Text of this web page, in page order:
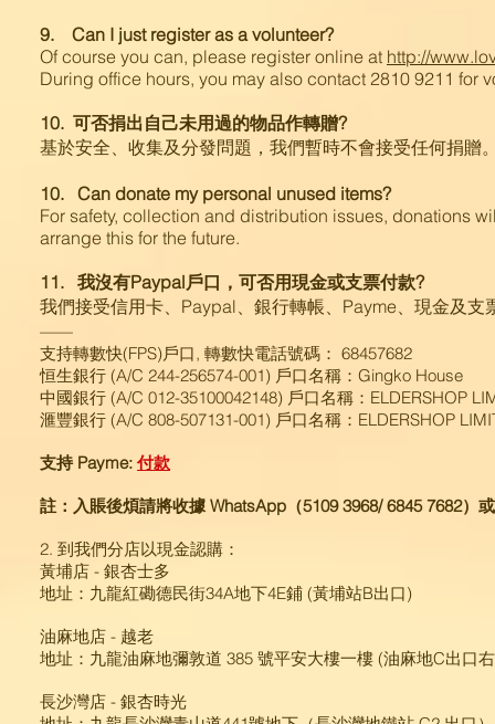
9. Can I just register as a volunteer?
Of course you can, please register online at http://
During office hours, you may also contact 2810 9211 for
10. 可否捐出自己未用過的物品作轉贈?
基於安全、收集及分發問題，我們暫時不會接受任何捐
10. Can donate my personal unused items?
For safety, collection and distribution issues, donations
arrange this for the future.
11. 我沒有Paypal戶口，可否用現金或支票付款?
我們接受信用卡、Paypal、銀行轉帳、Payme、現金及支
——
支持轉數快(FPS)戶口, 轉數快電話號碼： 68457682 ​
恒生銀行 (A/C 244-256574-001) 戶口名稱：Gingko House
中國銀行 (A/C 012-35100042148) 戶口名稱：ELDERSHOP
滙豐銀行 (A/C 808-507131-001) 戶口名稱：ELDERSHOP
支持 Payme: 付款
註：入賬後煩請將收據 WhatsApp（5109 3968/ 6845 7682）
​2. 到我們分店以現金認購：
黃埔店 - 銀杏士多
地址：九龍紅磡德民街34A地下4E鋪 (黃埔站B出口)
油麻地店 - 越老
地址：九龍油麻地彌敦道 385 號平安大樓一樓 (油麻地C出口
長沙灣店 - 銀杏時光